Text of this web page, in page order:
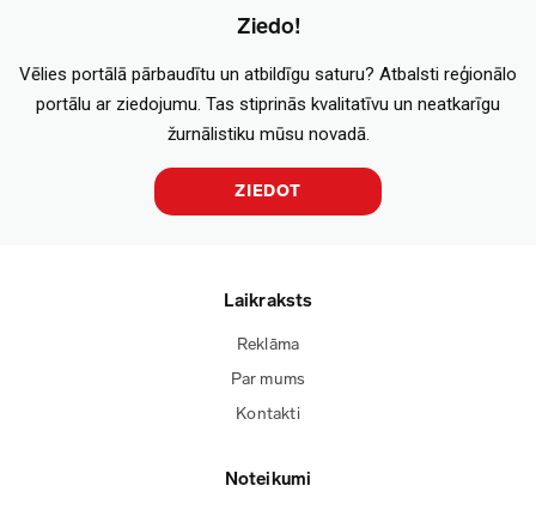
Ziedo!
Vēlies portālā pārbaudītu un atbildīgu saturu? Atbalsti reģionālo
portālu ar ziedojumu. Tas stiprinās kvalitatīvu un neatkarīgu
žurnālistiku mūsu novadā.
ZIEDOT
Laikraksts
Reklāma
Par mums
Kontakti
Noteikumi